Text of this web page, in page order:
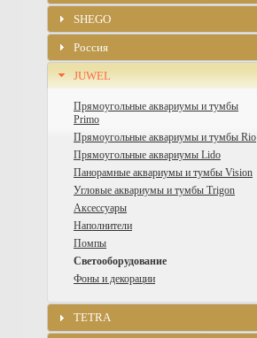
SHEGO
Россия
JUWEL
Прямоугольные аквариумы и тумбы
Primo
Прямоугольные аквариумы и тумбы Rio
Прямоугольные аквариумы Lido
Панорамные аквариумы и тумбы Vision
Угловые аквариумы и тумбы Trigon
Аксессуары
Наполнители
Помпы
Светооборудование
Фоны и декорации
TETRA